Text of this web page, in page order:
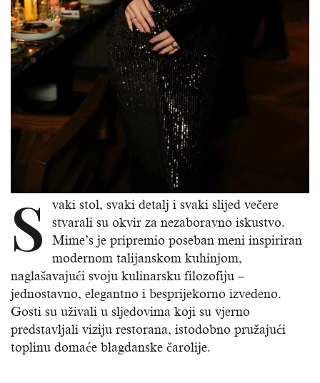
S
vaki stol, svaki detalj i svaki slijed večere
stvarali su okvir za nezaboravno iskustvo.
Mime’s je pripremio poseban meni inspiriran
modernom talijanskom kuhinjom,
naglašavajući svoju kulinarsku filozofiju –
jednostavno, elegantno i besprijekorno izvedeno.
Gosti su uživali u sljedovima koji su vjerno
predstavljali viziju restorana, istodobno pružajući
toplinu domaće blagdanske čarolije.